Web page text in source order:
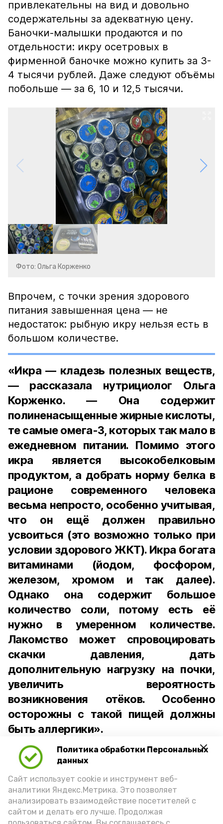
Политика обработки Персональных
данных
Сайт использует cookie и инструмент веб-
аналитики Яндекс.Метрика. Это позволяет
анализировать взаимодействие посетителей с
сайтом и делать его лучше. Продолжая
привлекательны на вид и довольно
содержательны за адекватную цену.
Баночки-малышки продаются и по
отдельности: икру осетровых в
фирменной баночке можно купить за 3-
4 тысячи рублей. Даже следуют объёмы
побольше — за 6, 10 и 12,5 тысячи.
Фото: Ольга Корженко
Впрочем, с точки зрения здорового
питания завышенная цена — не
недостаток: рыбную икру нельзя есть в
большом количестве.
«Икра — кладезь полезных веществ,
— рассказала нутрициолог Ольга
Корженко. — Она содержит
полиненасыщенные жирные кислоты,
те самые омега-3, которых так мало в
ежедневном питании. Помимо этого
икра является высокобелковым
продуктом, а добрать норму белка в
рационе современного человека
весьма непросто, особенно учитывая,
что он ещё должен правильно
усвоиться (это возможно только при
условии здорового ЖКТ). Икра богата
витаминами (йодом, фосфором,
железом, хромом и так далее).
Однако она содержит большое
количество соли, потому есть её
нужно в умеренном количестве.
Лакомство может спровоцировать
скачки давления, дать
дополнительную нагрузку на почки,
увеличить вероятность
возникновения отёков. Особенно
осторожны с такой пищей должны
быть аллергики».
Для взрослого человека безопасной
порцией икры считается 30-50 граммов
(2-3 ложки). При этом следует обратить
внимание на хлеб, с которым она
подаётся: лучше выбирать
цельнозерновой, с мукой грубого